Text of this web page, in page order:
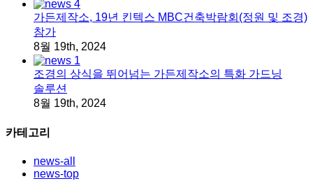
가든제작소, 19년 킨텍스 MBC건축박람회(정원 및 조경)
참가
8월 19th, 2024
조경의 상식을 뛰어넘는 가든제작소의 특화 가드닝
솔루션
8월 19th, 2024
카테고리
news-all
news-top